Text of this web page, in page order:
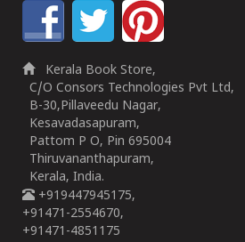
Kerala Book Store,
C/O Consors Technologies Pvt Ltd,
B-30,Pillaveedu Nagar,
Kesavadasapuram,
Pattom P O, Pin 695004
Thiruvananthapuram,
Kerala, India.
+919447945175,
+91471-2554670,
+91471-4851175